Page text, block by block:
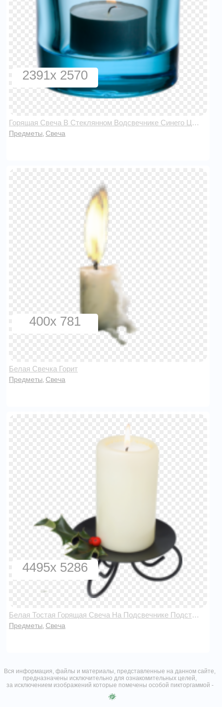
2391x 2570
Горящая Свеча В Стеклянном Водсвечнике Синего Цвета
Предметы Свеча
400x 781
Белая Свечка Горит
Предметы Свеча
4495x 5286
Белая Тостая Горящая Свеча На Подсвечнике Подставке С Листиками
Предметы Свеча
Вся информация, файлы и материалы, представленные на данном сайте,
предназначены исключительно для ознакомительных целей,
за исключением изображений которые помечены особой пикторгаммой -